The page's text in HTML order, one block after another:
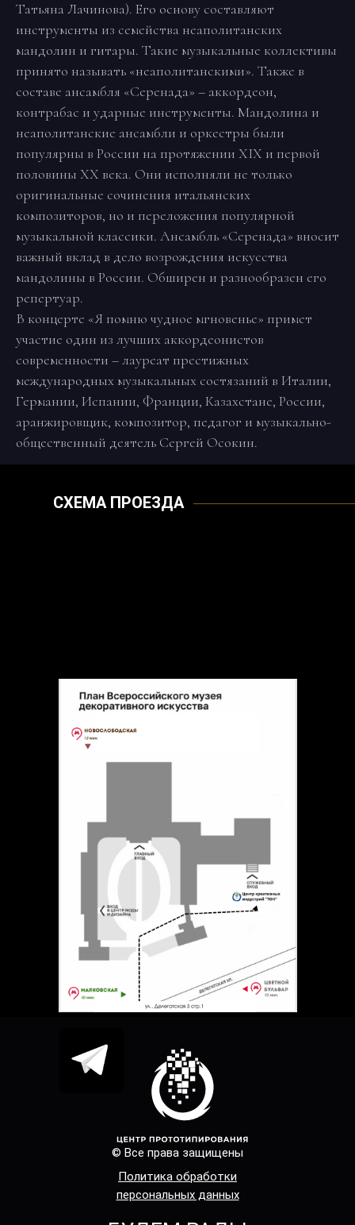
Татьяна Лачинова). Его основу составляют
инструменты из семейства неаполитанских
мандолин и гитары. Такие музыкальные коллективы
принято называть «неаполитанскими». Также в
составе ансамбля «Серенада» – аккордеон,
контрабас и ударные инструменты. Мандолина и
неаполитанские ансамбли и оркестры были
популярны в России на протяжении XIX и первой
половины ХХ века. Они исполняли не только
оригинальные сочинения итальянских
композиторов, но и переложения популярной
музыкальной классики. Ансамбль «Серенада» вносит
важный вклад в дело возрождения искусства
мандолины в России. Обширен и разнообразен его
репертуар.
В концерте «Я помню чудное мгновенье» примет
участие один из лучших аккордеонистов
современности – лауреат престижных
международных музыкальных состязаний в Италии,
Германии, Испании, Франции, Казахстане, России,
аранжировщик, композитор, педагог и музыкально-
общественный деятель Сергей Осокин.
СХЕМА ПРОЕЗДА
© Все права защищены
Политика обработки
персональных данных